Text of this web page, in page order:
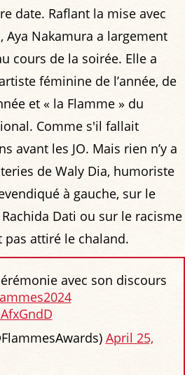
date. Raflant la mise avec
Nakamura a largement
cours de la soirée. Elle a
féminine de l’année, de
et « la Flamme » du
Comme s'il fallait
avant les JO. Mais rien n’y a
de Waly Dia, humoriste
à gauche, sur le
Dati ou sur le racisme
pas attiré le chaland.
avec son discours
April 25,